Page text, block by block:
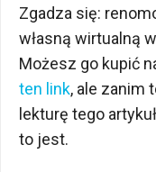
Zgadza się:
własną wirtualną
Możesz go kupić
ten link, ale zanim
lekturę tego
to jest.